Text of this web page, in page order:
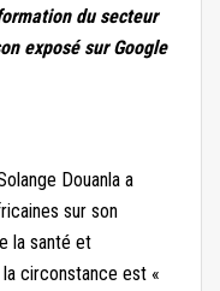
du secteur
exposé sur Google
Douanla a
sur son
la santé et
circonstance est «